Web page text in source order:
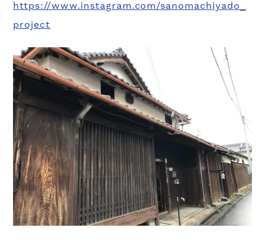
https://www.instagram.com/sanomachiyado_
project